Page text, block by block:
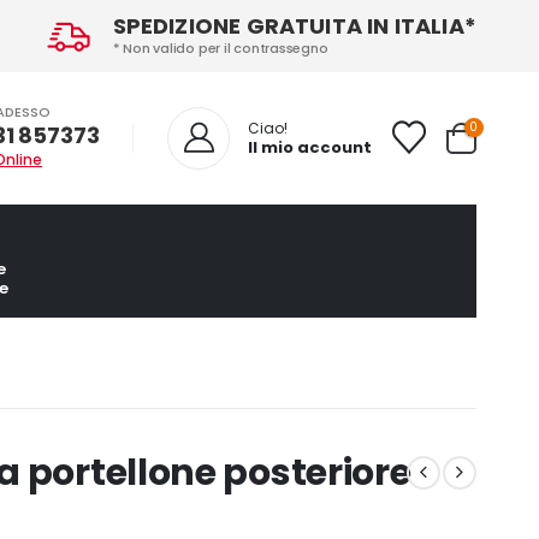
SPEDIZIONE GRATUITA IN ITALIA*
* Non valido per il contrassegno
857373 Ciao!
Il mio account
0
portellone posteriore